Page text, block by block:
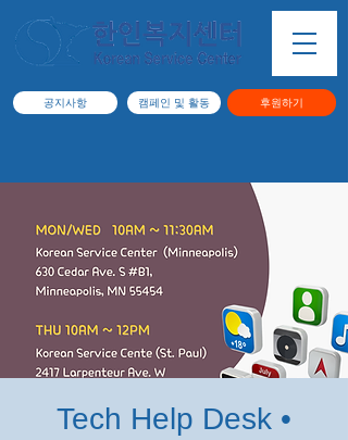
공지사항 캠페인 및 활동 후원하기
Tech Help Desk •